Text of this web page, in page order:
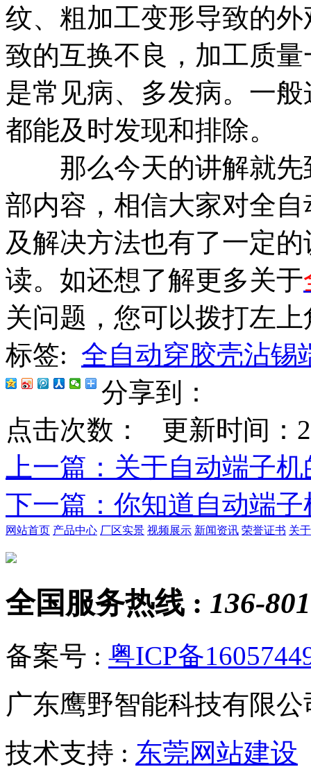
纹、粗加工变形导致的
致的互换不良，加工质
是常见病、多发病。一
都能及时发现和排除。
那么今天的讲解就先
部内容，相信大家对全
及解决方法也有了一定
读。如还想了解更多关于
关问题，您可以拨打左
标签: 全自动穿胶壳沾锡
分享到：
点击次数：
更新时间：
上一篇 ：关于自动端子
下一篇 ：你知道自动端
网站首页 产品中心 厂区实景 视频展示 新闻资讯 荣誉证书 关
全国服务热线 : 136-
备案号 : 粤ICP备
广东鹰野智能科技有限
技术支持 : 东莞网站建设